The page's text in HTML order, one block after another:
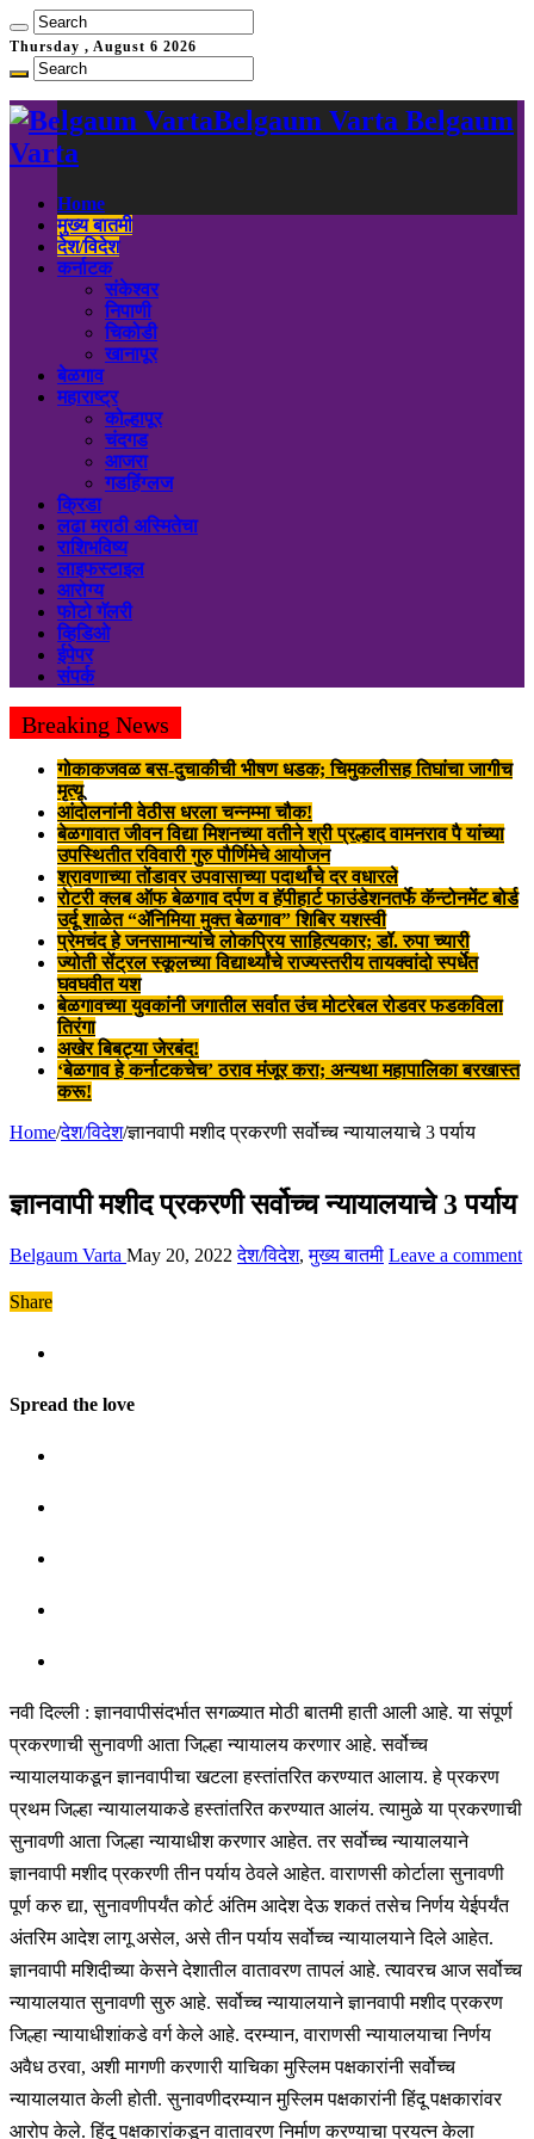
Thursday , August 6 2026
Belgaum Varta Belgaum
Varta
Home
मुख्य बातमी
देश/विदेश
कर्नाटक
संकेश्वर
निपाणी
चिकोडी
खानापूर
बेळगाव
महाराष्ट्र
कोल्हापूर
चंदगड
आजरा
गडहिंग्लज
क्रिडा
लढा मराठी अस्मितेचा
राशिभविष्य
लाइफस्टाइल
आरोग्य
फोटो गॅलरी
व्हिडिओ
ईपेपर
संपर्क
Breaking News
गोकाकजवळ बस-दुचाकीची भीषण धडक; चिमुकलीसह तिघांचा जागीच
मृत्यू
आंदोलनांनी वेठीस धरला चन्नम्मा चौक!
बेळगावात जीवन विद्या मिशनच्या वतीने श्री प्रल्हाद वामनराव पै यांच्या
उपस्थितीत रविवारी गुरु पौर्णिमेचे आयोजन
श्रावणाच्या तोंडावर उपवासाच्या पदार्थांचे दर वधारले
रोटरी क्लब ऑफ बेळगाव दर्पण व हॅपीहार्ट फाउंडेशनतर्फे कॅन्टोनमेंट बोर्ड
उर्दू शाळेत “ॲनिमिया मुक्त बेळगाव” शिबिर यशस्वी
प्रेमचंद हे जनसामान्यांचे लोकप्रिय साहित्यकार; डॉ. रुपा च्यारी
ज्योती सेंट्रल स्कूलच्या विद्यार्थ्यांचे राज्यस्तरीय तायक्वांदो स्पर्धेत
घवघवीत यश
बेळगावच्या युवकांनी जगातील सर्वात उंच मोटरेबल रोडवर फडकविला
तिरंगा
अखेर बिबट्या जेरबंद!
‘बेळगाव हे कर्नाटकचेच’ ठराव मंजूर करा; अन्यथा महापालिका बरखास्त
करू!
Home/देश/विदेश/ज्ञानवापी मशीद प्रकरणी सर्वोच्च न्यायालयाचे 3 पर्याय
ज्ञानवापी मशीद प्रकरणी सर्वोच्च न्यायालयाचे 3 पर्याय
Belgaum Varta May 20, 2022 देश/विदेश,मुख्य बातमी Leave a comment
Share
Spread the love
नवी दिल्ली : ज्ञानवापीसंदर्भात सगळ्यात मोठी बातमी हाती आली आहे. या संपूर्ण
प्रकरणाची सुनावणी आता जिल्हा न्यायालय करणार आहे. सर्वोच्च
न्यायालयाकडून ज्ञानवापीचा खटला हस्तांतरित करण्यात आलाय. हे प्रकरण
प्रथम जिल्हा न्यायालयाकडे हस्तांतरित करण्यात आलंय. त्यामुळे या प्रकरणाची
सुनावणी आता जिल्हा न्यायाधीश करणार आहेत. तर सर्वोच्च न्यायालयाने
ज्ञानवापी मशीद प्रकरणी तीन पर्याय ठेवले आहेत. वाराणसी कोर्टाला सुनावणी
पूर्ण करु द्या, सुनावणीपर्यंत कोर्ट अंतिम आदेश देऊ शकतं तसेच निर्णय येईपर्यंत
अंतरिम आदेश लागू असेल, असे तीन पर्याय सर्वोच्च न्यायालयाने दिले आहेत.
ज्ञानवापी मशिदीच्या केसने देशातील वातावरण तापलं आहे. त्यावरच आज सर्वोच्च
न्यायालयात सुनावणी सुरु आहे. सर्वोच्च न्यायालयाने ज्ञानवापी मशीद प्रकरण
जिल्हा न्यायाधीशांकडे वर्ग केले आहे. दरम्यान, वाराणसी न्यायालयाचा निर्णय
अवैध ठरवा, अशी मागणी करणारी याचिका मुस्लिम पक्षकारांनी सर्वोच्च
न्यायालयात केली होती. सुनावणीदरम्यान मुस्लिम पक्षकारांनी हिंदू पक्षकारांवर
आरोप केले. हिंदू पक्षकारांकडून वातावरण निर्माण करण्याचा प्रयत्न केला